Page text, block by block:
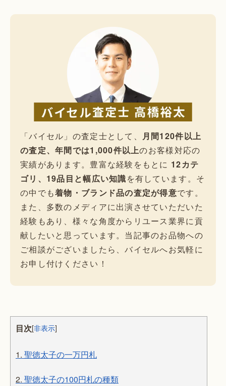
「バイセル」の査定士として、 月間120件以上
の査定、年間では1,000件以上のお客様対応の
実績があります。豊富な経験をもとに 12カテ
ゴリ、19品目と幅広い知識を有しています。そ
の中でも着物・ブランド品の査定が得意です。
また、多数のメディアに出演させていただいた
経験もあり、様々な角度からリユース業界に貢
献したいと思っています。当記事のお品物への
ご相談がございましたら、バイセルへお気軽に
お申し付けください！
目次[非表示]
1. 聖徳太子の一万円札
2. 聖徳太子の100円札の種類